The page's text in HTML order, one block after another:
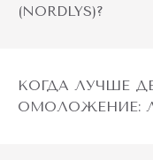
(NORDLYS)?
КОГДА ЛУЧШЕ
ОМОЛОЖЕНИЕ: